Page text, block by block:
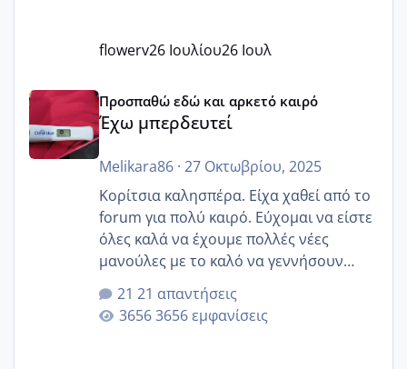
flowerv26 Ιουλίου26 Ιουλ
Έχω μπερδευτεί
Προσπαθώ εδώ και αρκετό καιρό
Έχω μπερδευτεί
Melikara86· 27 Οκτωβρίου, 2025
Κορίτσια καλησπέρα. Είχα χαθεί από το
forum για πολύ καιρό. Εύχομαι να είστε
όλες καλά να έχουμε πολλές νέες
μανούλες με το καλό να γεννήσουν
αυτές που ήδη περιμένουν. Να πάρουν
γερα μωράκια στην αγκαλίτσα τους
🙏🏼🙏🏼 Ας πάμε λοιπόν στο θέμα μου.
21 απαντήσεις
3656 εμφανίσεις